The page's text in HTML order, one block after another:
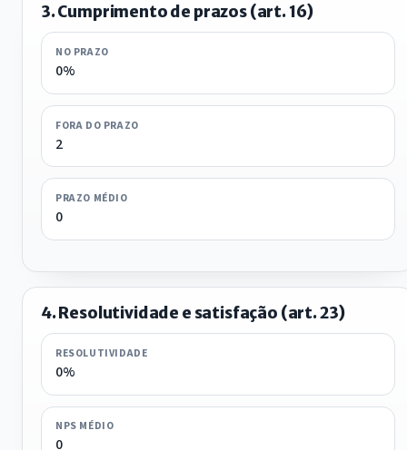
3. Cumprimento de prazos (art. 16)
NO PRAZO
0%
FORA DO PRAZO
2
PRAZO MÉDIO
0
4. Resolutividade e satisfação (art. 23)
RESOLUTIVIDADE
0%
NPS MÉDIO
0